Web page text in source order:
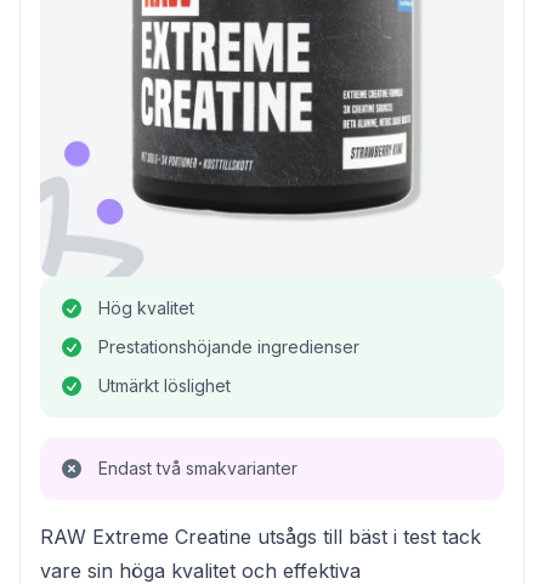
Hög kvalitet
Prestationshöjande ingredienser
Utmärkt löslighet
Endast två smakvarianter
RAW Extreme Creatine utsågs till bäst i test tack
vare sin höga kvalitet och effektiva